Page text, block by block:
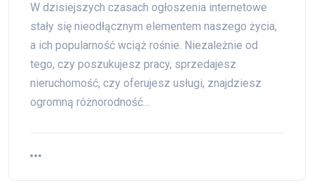
W dzisiejszych czasach ogłoszenia internetowe
stały się nieodłącznym elementem naszego życia,
a ich popularność wciąż rośnie. Niezależnie od
tego, czy poszukujesz pracy, sprzedajesz
nieruchomość, czy oferujesz usługi, znajdziesz
ogromną różnorodność…